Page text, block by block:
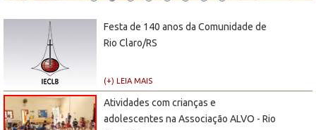
Festa de 140 anos da Comunidade de
Rio Claro/RS
(+) LEIA MAIS
Atividades com crianças e
adolescentes na Associação ALVO - Rio